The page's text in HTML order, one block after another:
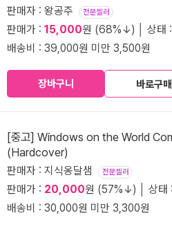
판매자 : 왕공주 전문셀러
판매가 : 15,000원 (68%↓) │ 상태 :
배송비 : 39,000원 미만 3,500원
장바구니 바로구매
[중고] Windows on the World
(Hardcover)
판매자 : 지식옹달샘 전문셀러
판매가 : 20,000원 (57%↓) │ 상태 :
배송비 : 30,000원 미만 3,300원